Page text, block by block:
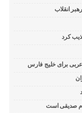
انقلاب
کرد
برای خلیج فارس
صدیقی است